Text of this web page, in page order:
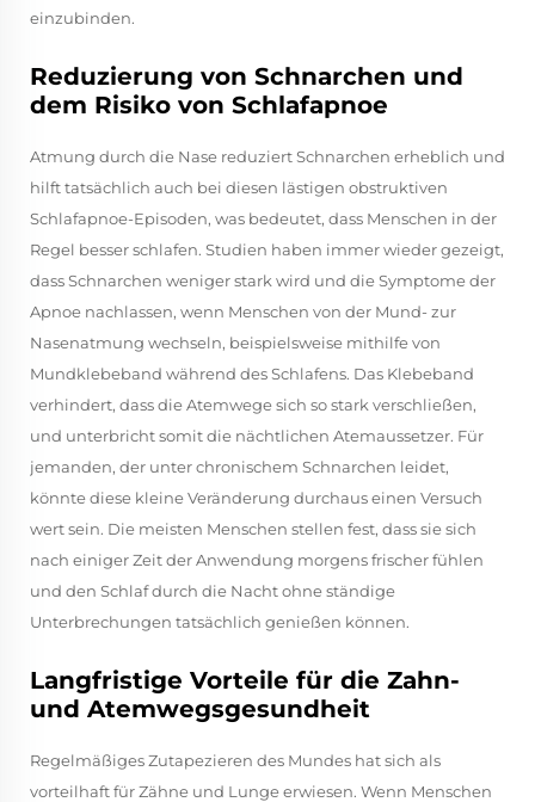
einzubinden.
Reduzierung von Schnarchen und
dem Risiko von Schlafapnoe
Atmung durch die Nase reduziert Schnarchen erheblich und
hilft tatsächlich auch bei diesen lästigen obstruktiven
Schlafapnoe-Episoden, was bedeutet, dass Menschen in der
Regel besser schlafen. Studien haben immer wieder gezeigt,
dass Schnarchen weniger stark wird und die Symptome der
Apnoe nachlassen, wenn Menschen von der Mund- zur
Nasenatmung wechseln, beispielsweise mithilfe von
Mundklebeband während des Schlafens. Das Klebeband
verhindert, dass die Atemwege sich so stark verschließen,
und unterbricht somit die nächtlichen Atemaussetzer. Für
jemanden, der unter chronischem Schnarchen leidet,
könnte diese kleine Veränderung durchaus einen Versuch
wert sein. Die meisten Menschen stellen fest, dass sie sich
nach einiger Zeit der Anwendung morgens frischer fühlen
und den Schlaf durch die Nacht ohne ständige
Unterbrechungen tatsächlich genießen können.
Langfristige Vorteile für die Zahn-
und Atemwegsgesundheit
Regelmäßiges Zutapezieren des Mundes hat sich als
vorteilhaft für Zähne und Lunge erwiesen. Wenn Menschen